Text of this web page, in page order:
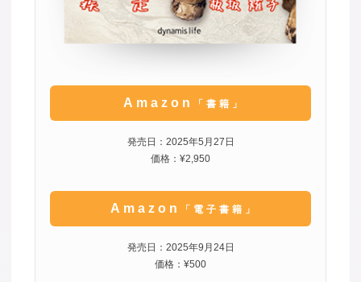
Amazon 「書籍」
発売日：2025年5月27日
価格：¥2,950
Amazon 「電子書籍」
発売日：2025年9月24日
価格：¥500